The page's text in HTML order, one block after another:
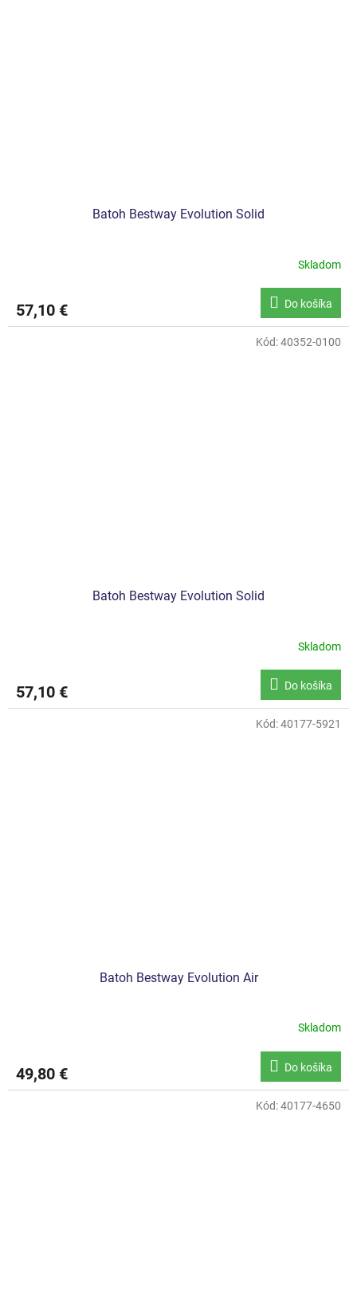
Batoh Bestway Evolution Solid
Skladom
57,10 € Do košíka
Batoh Bestway Evolution Solid
Skladom
57,10 € Do košíka
Kód:40352-0100
Batoh Bestway Evolution Air
Skladom
49,80 € Do košíka
Kód:40177-5921
Kód:40177-4650